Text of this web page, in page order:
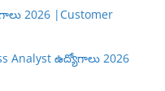
2026 |Customer
Analyst ఉద్యోగాలు 2026